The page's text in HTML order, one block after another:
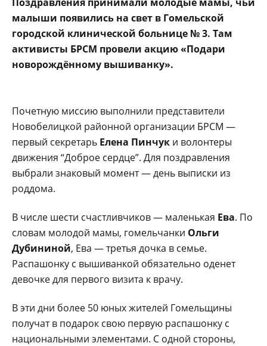
малыши появились на свет в Гомельской
городской клинической больнице № 3. Там
активисты БРСМ провели акцию «Подари
новорождённому вышиванку».
Почетную миссию выполнили представители
Новобелицкой районной организации БРСМ —
первый секретарь Елена Пинчук и волонтеры
движения “Доброе сердце”. Для поздравления
выбрали знаковый момент — день выписки из
роддома.
В числе шести счастливчиков — маленькая Ева. По
словам молодой мамы, гомельчанки Ольги
Дубининой, Ева — третья дочка в семье.
Распашонку с вышиванкой обязательно оденет
девочке для первого визита к врачу.
В эти дни более 50 юных жителей Гомельщины
получат в подарок свою первую распашонку с
национальными элементами. С одной стороны,